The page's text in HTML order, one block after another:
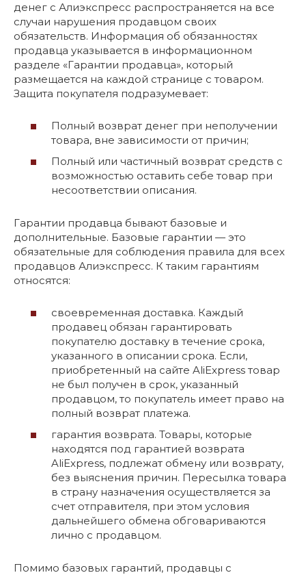
денег с Алиэкспресс распространяется на все
случаи нарушения продавцом своих
обязательств. Информация об обязанностях
продавца указывается в информационном
разделе «Гарантии продавца», который
размещается на каждой странице с товаром.
Защита покупателя подразумевает:
Полный возврат денег при неполучении
товара, вне зависимости от причин;
Полный или частичный возврат средств с
возможностью оставить себе товар при
несоответствии описания.
Гарантии продавца бывают базовые и
дополнительные. Базовые гарантии — это
обязательные для соблюдения правила для всех
продавцов Алиэкспресс. К таким гарантиям
относятся:
своевременная доставка. Каждый
продавец обязан гарантировать
покупателю доставку в течение срока,
указанного в описании срока. Если,
приобретенный на сайте AliExpress товар
не был получен в срок, указанный
продавцом, то покупатель имеет право на
полный возврат платежа.
гарантия возврата. Товары, которые
находятся под гарантией возврата
AliExpress, подлежат обмену или возврату,
без выяснения причин. Пересылка товара
в страну назначения осуществляется за
счет отправителя, при этом условия
дальнейшего обмена обговариваются
лично с продавцом.
Помимо базовых гарантий, продавцы с